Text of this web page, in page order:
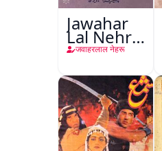
Jawahar
Lal Nehru
Ki
(Jang-e-
Azadi)
जवाहरलाल नेहरू